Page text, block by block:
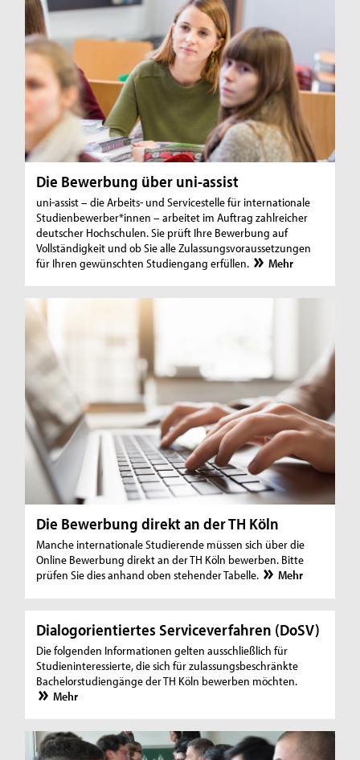
Die Bewerbung über uni-assist
uni-assist – die Arbeits- und Servicestelle für internationale
Studienbewerber*innen – arbeitet im Auftrag zahlreicher
deutscher Hochschulen. Sie prüft Ihre Bewerbung auf
Vollständigkeit und ob Sie alle Zulassungsvoraussetzungen
für Ihren gewünschten Studiengang erfüllen.
Mehr
Die Bewerbung direkt an der TH Köln
Manche internationale Studierende müssen sich über die
Online Bewerbung direkt an der TH Köln bewerben. Bitte
prüfen Sie dies anhand oben stehender Tabelle.
Mehr
Dialogorientiertes Serviceverfahren (DoSV)
Die folgenden Informationen gelten ausschließlich für
Studieninteressierte, die sich für zulassungsbeschränkte
Bachelorstudiengänge der TH Köln bewerben möchten.
Mehr